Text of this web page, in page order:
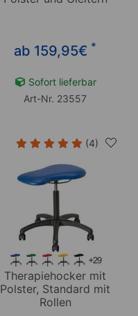
ab 159,95€ *
Sofort lieferbar
Art-Nr. 23557
(4)
Therapiehocker mit
Polster, Standard mit
Rollen